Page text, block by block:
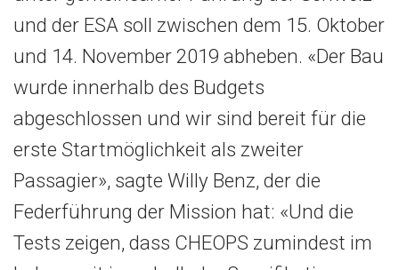
und der ESA soll zwischen dem 15. Oktober
und 14. November 2019 abheben. «Der Bau
wurde innerhalb des Budgets
abgeschlossen und wir sind bereit für die
erste Startmöglichkeit als zweiter
Passagier», sagte Willy Benz, der die
Federführung der Mission hat: «Und die
Tests zeigen, dass CHEOPS zumindest im